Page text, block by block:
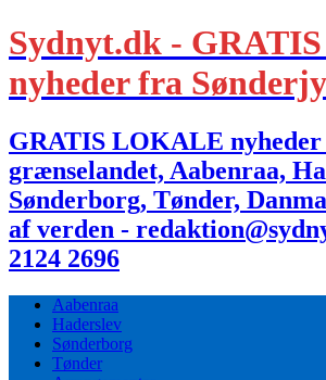
Sydnyt.dk -
nyheder fra
GRATIS LOKALE
grænselandet, Aabenraa,
Sønderborg, Tønder,
af verden -
2124 2696
Aabenraa
Haderslev
Sønderborg
Tønder